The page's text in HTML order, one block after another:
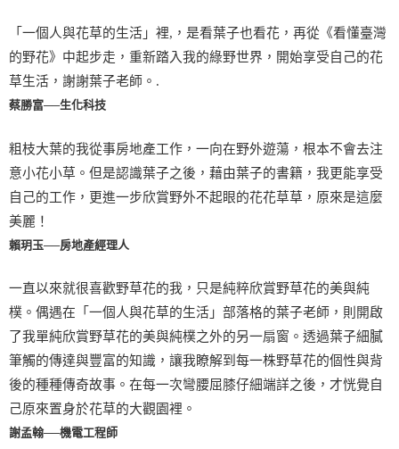
「一個人與花草的生活」裡,，是看葉子也看花，再從《看懂臺灣
的野花》中起步走，重新踏入我的綠野世界，開始享受自己的花
草生活，謝謝葉子老師。.
蔡勝富──生化科技
粗枝大葉的我從事房地產工作，一向在野外遊蕩，根本不會去注
意小花小草。但是認識葉子之後，藉由葉子的書籍，我更能享受
自己的工作，更進一步欣賞野外不起眼的花花草草，原來是這麼
美麗！
賴玥玉──房地產經理人
一直以來就很喜歡野草花的我，只是純粹欣賞野草花的美與純
樸。偶遇在「一個人與花草的生活」部落格的葉子老師，則開啟
了我單純欣賞野草花的美與純樸之外的另一扇窗。透過葉子細膩
筆觸的傳達與豐富的知識，讓我瞭解到每一株野草花的個性與背
後的種種傳奇故事。在每一次彎腰屈膝仔細端詳之後，才恍覺自
己原來置身於花草的大觀園裡。
謝孟翰──機電工程師